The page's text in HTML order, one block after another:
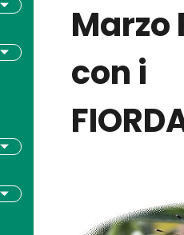
Marzo
con i